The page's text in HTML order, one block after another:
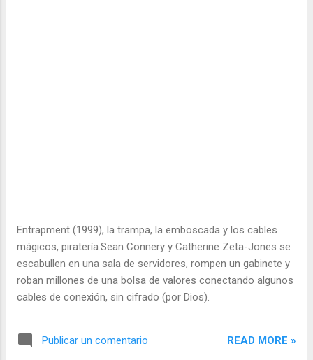
Entrapment (1999), la trampa, la emboscada y los cables
mágicos, piratería.Sean Connery y Catherine Zeta-Jones se
escabullen en una sala de servidores, rompen un gabinete y
roban millones de una bolsa de valores conectando algunos
cables de conexión, sin cifrado (por Dios).
Publicar un comentario READ MORE »